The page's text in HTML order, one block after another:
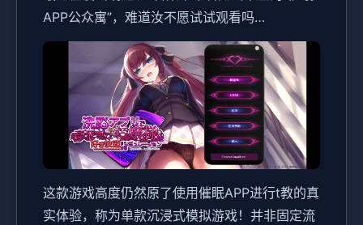
APP公众寓”，难道汝不愿试试观看吗…
这款游戏高度仍然原了使用催眠APP进行t教的真
实体验，称为单款沉浸式模拟游戏！并非固定流